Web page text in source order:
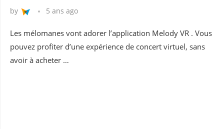
by 5 ans ago
Les mélomanes vont adorer l’application Melody VR . Vous
pouvez profiter d’une expérience de concert virtuel, sans
avoir à acheter …